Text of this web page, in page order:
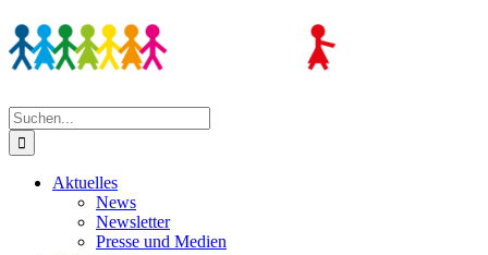
Inhalt
springen
Suche
nach:
Aktuelles
News
Newsletter
Presse und Medien